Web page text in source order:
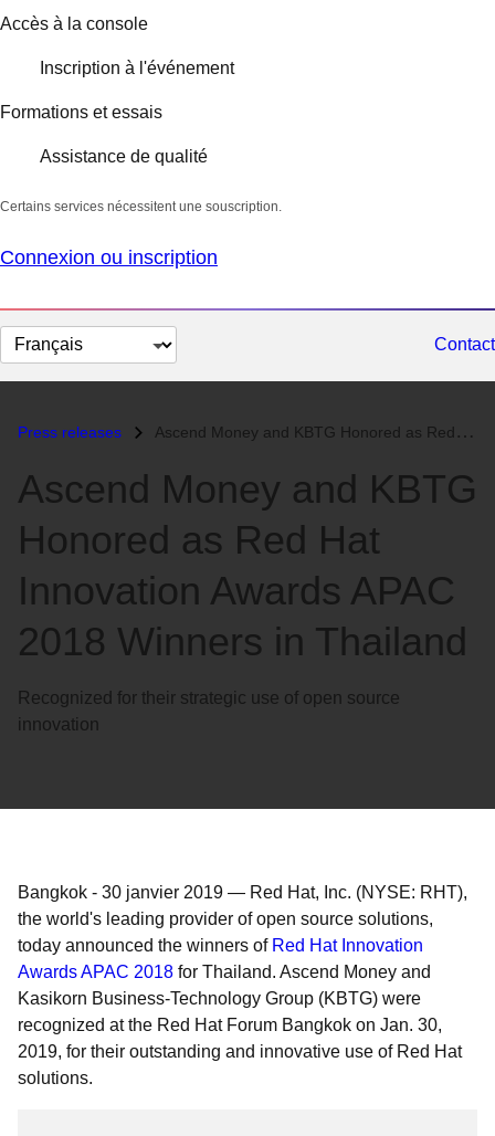
Accès à la console
Inscription à l'événement
Formations et essais
Assistance de qualité
Certains services nécessitent une souscription.
Connexion ou inscription
Changer
la
Contact
Press releases Ascend Money and KBTG Honored as Red Hat Innovation Awards APAC 2018 W...
Ascend Money and KBTG
Honored as Red Hat
Innovation Awards APAC
2018 Winners in Thailand
Recognized for their strategic use of open source
innovation
Bangkok - 30 janvier 2019 — Red Hat, Inc. (NYSE: RHT),
the world's leading provider of open source solutions,
today announced the winners of Red Hat Innovation
Awards APAC 2018 for Thailand. Ascend Money and
Kasikorn Business-Technology Group (KBTG) were
recognized at the Red Hat Forum Bangkok on Jan. 30,
2019, for their outstanding and innovative use of Red Hat
solutions.